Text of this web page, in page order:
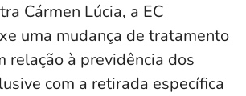
Cármen Lúcia, a EC
uma mudança de tratamento
relação à previdência dos
com a retirada específica